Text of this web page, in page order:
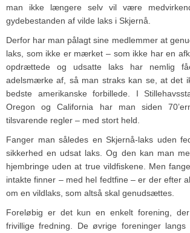
man ikke længere selv vil være
gydebestanden af vilde laks i Skjernå.
Derfor har man pålagt sine medlemmer at
laks, som ikke er mærket – som ikke har en
opdrættede og udsatte laks har nemlig
adelsmærke af, så man straks kan se, at det
bedste amerikanske forbillede. I
Oregon og California har man siden
tilsvarende regler – med stort held.
Fanger man således en Skjernå-laks uden
sikkerhed en udsat laks. Og den kan man
hjembringe uden at true vildfiskene. Men
intakte finner – med hel fedtfine – er der efter
om en vildlaks, som altså skal genudsættes.
Foreløbig er det kun en enkelt forening,
frivillige fredning. De øvrige foreninger langs